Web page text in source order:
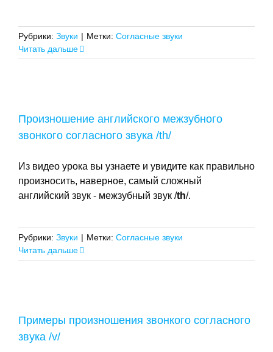
Рубрики: Звуки | Метки: Согласные звуки
Читать дальше
Произношение английского межзубного
звонкого согласного звука /th/
Из видео урока вы узнаете и увидите как правильно
произносить, наверное, самый сложный
английский звук - межзубный звук /th/.
Рубрики: Звуки | Метки: Согласные звуки
Читать дальше
Примеры произношения звонкого согласного
звука /v/